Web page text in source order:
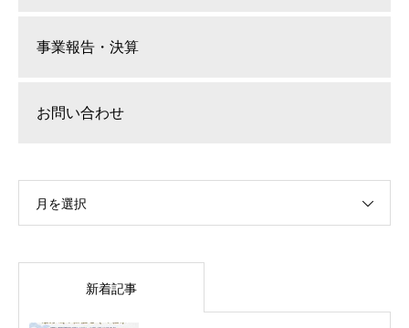
事業報告・決算
お問い合わせ
月を選択
新着記事